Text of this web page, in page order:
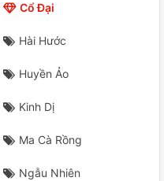
Cổ Đại
Hài Hước
Huyền Ảo
Kinh Dị
Ma Cà Rồng
Ngẫu Nhiên